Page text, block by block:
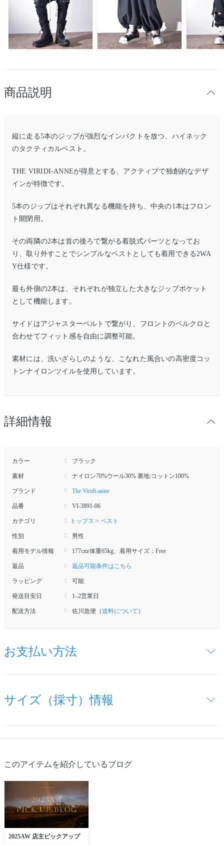
商品説明
縦に走る5本のジップが強烈なインパクトを放つ、ハイネック
のタクティカルベスト。
THE VIRIDI-ANNEが得意とする、アクティブで独創的なデザ
インが特徴です。
5本のジップはそれぞれ異なる機能を持ち、中央の1本はフロン
ト開閉用。
その両隣の2本は首の後ろで繋がる着脱式パーツとなってお
り、取り外すことでシンプルなベストとしても着用できる2WA
Y仕様です。
最も外側の2本は、それぞれが独立した大きなジップポケット
として機能します。
サイドはアジャスターベルトで繋がり、フロントのベルクロと
合わせてフィット感を自由に調整可能。
素材には、洗いざらしのような、こなれた風合いの高密度コッ
トンナイロンツイルを使用しています。
詳細情報
カラー ブラック
素材 ナイロン70%ウール30% 裏地:コットン100%
ブランド The Viridi-anne
品番 VI-3891-06
カテゴリ トップス > ベスト
性別 男性
着用モデル情報 177cm/体重65kg、着用サイズ：Free
返品 返品可能条件はこちら
ラッピング 可能
発送目安日 1–2営業日
配送方法 佐川急便（送料について ）
お支払い方法
サイズ（採寸）情報
このアイテムを紹介しているブログ
2025AW 店主ピックアップ